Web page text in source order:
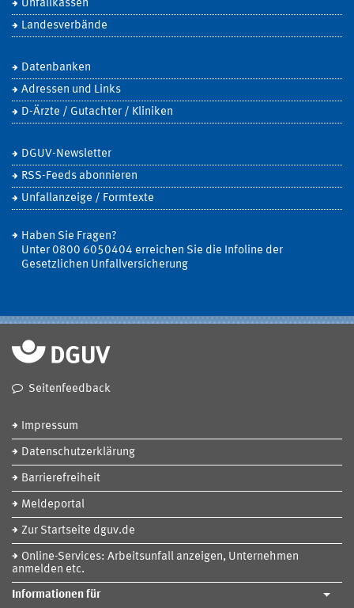
Unfallkassen
Landesverbände
Datenbanken
Adressen und Links
D-Ärzte / Gutachter / Kliniken
DGUV-Newsletter
RSS-Feeds abonnieren
Unfallanzeige / Formtexte
Haben Sie Fragen?
Unter 0800 6050404 erreichen Sie die Infoline der
Gesetzlichen Unfallversicherung
Seitenfeedback
Impressum
Datenschutzerklärung
Barrierefreiheit
Meldeportal
Zur Startseite dguv.de
Online-Services: Arbeitsunfall anzeigen, Unternehmen
anmelden etc.
Informationen für